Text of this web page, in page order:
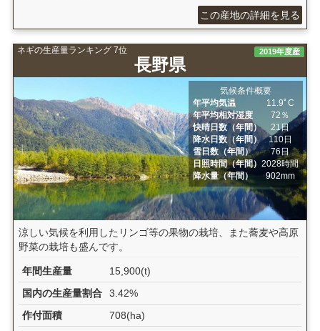
この産地の詳細を見る
ネギの生産量ランキング 7位
長野県
2019年度産
気候条件概要
年平均気温
11.9ﾟC
年平均相対湿度
72％
快晴日数（年間）
21日
降水日数（年間）
110日
雪日数（年間）
76日
日照時間（年間）2028時間
降水量（年間）
902mm
涼しい気候を利用したリンゴ等の果物の栽培、また蕎麦や高原
野菜の栽培も盛んです。
年間生産量
15,900(t)
国内の生産量割合
3.42%
作付面積
708(ha)